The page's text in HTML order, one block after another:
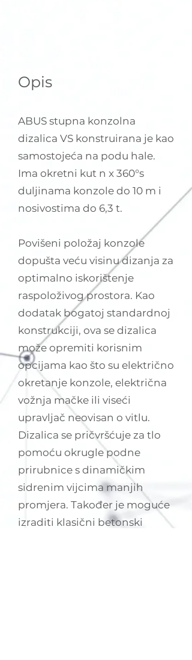
Opis
ABUS stupna konzolna
dizalica VS konstruirana je kao
samostojeća na podu hale.
Ima okretni kut n x 360°s
duljinama konzole do 10 m i
nosivostima do 6,3 t.
Povišeni položaj konzole
dopušta veću visinu dizanja za
optimalno iskorištenje
raspoloživog prostora. Kao
dodatak bogatoj standardnoj
konstrukciji, ova se dizalica
može opremiti korisnim
opcijama kao što su električno
okretanje konzole, električna
vožnja mačke ili viseći
upravljač neovisan o vitlu.
Dizalica se pričvršćuje za tlo
pomoću okrugle podne
prirubnice s dinamičkim
sidrenim vijcima manjih
promjera. Također je moguće
izraditi klasični betonski